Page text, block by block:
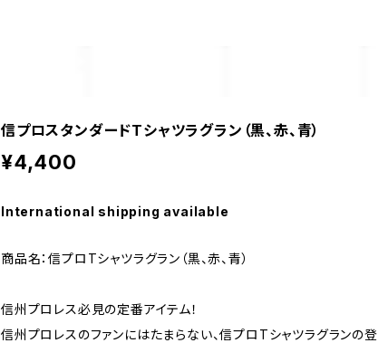
信プロスタンダードTシャツラグラン（黒、赤、青）
¥4,400
International shipping available
商品名：信プロTシャツラグラン（黒、赤、青）
信州プロレス必見の定番アイテム！
信州プロレスのファンにはたまらない、信プロTシャツラグランの登